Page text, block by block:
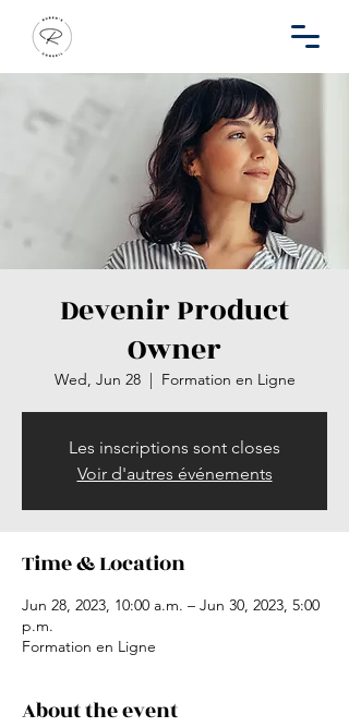
Devenir Product
Owner
Wed, Jun 28
  |
Formation en Ligne
Les inscriptions sont closes
Voir d'autres événements
Time & Location
Jun 28, 2023, 10:00 a.m. – Jun 30, 2023, 5:00
p.m.
Formation en Ligne
About the event